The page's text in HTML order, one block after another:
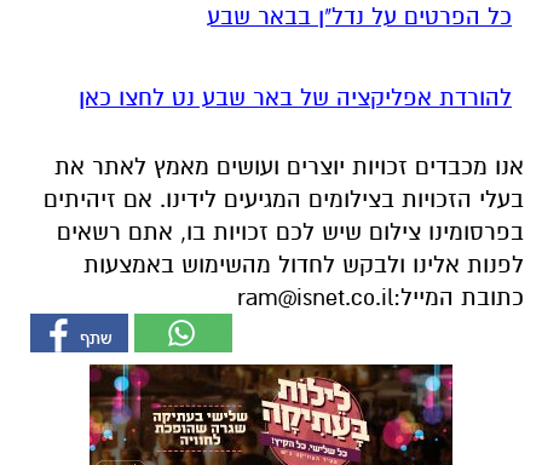
כל הפרטים על נדל"ן בבאר שבע
להורדת אפליקציה של באר שבע נט לחצו כאן
אנו מכבדים זכויות יוצרים ועושים מאמץ לאתר את
בעלי הזכויות בצילומים המגיעים לידינו. אם זיהיתים
בפרסומינו צילום שיש לכם זכויות בו, אתם רשאים
לפנות אלינו ולבקש לחדול מהשימוש באמצעות
כתובת המייל:ram@isnet.co.il